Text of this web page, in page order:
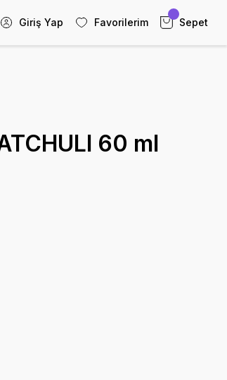
Giriş Yap Favorilerim Sepet
60 ml